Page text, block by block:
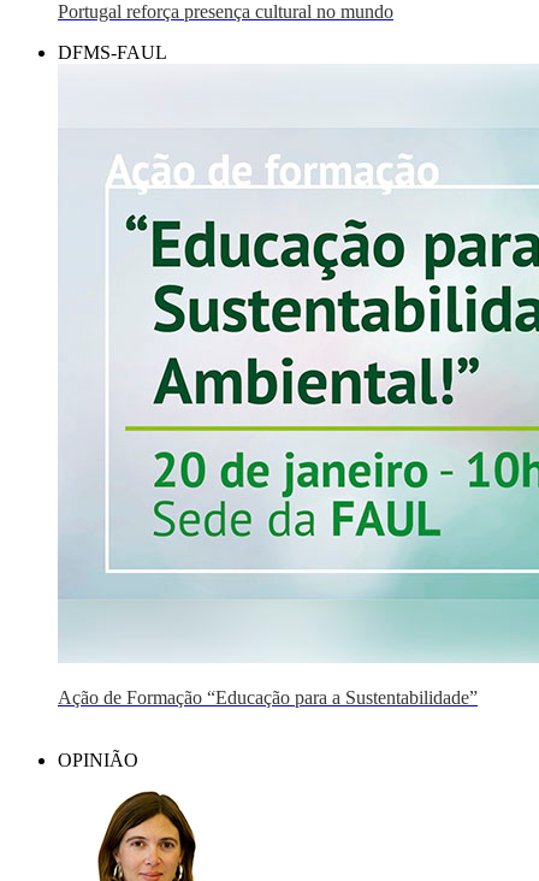
Portugal reforça presença cultural no mundo
DFMS-FAUL
Ação de Formação “Educação para a Sustentabilidade”
OPINIÃO